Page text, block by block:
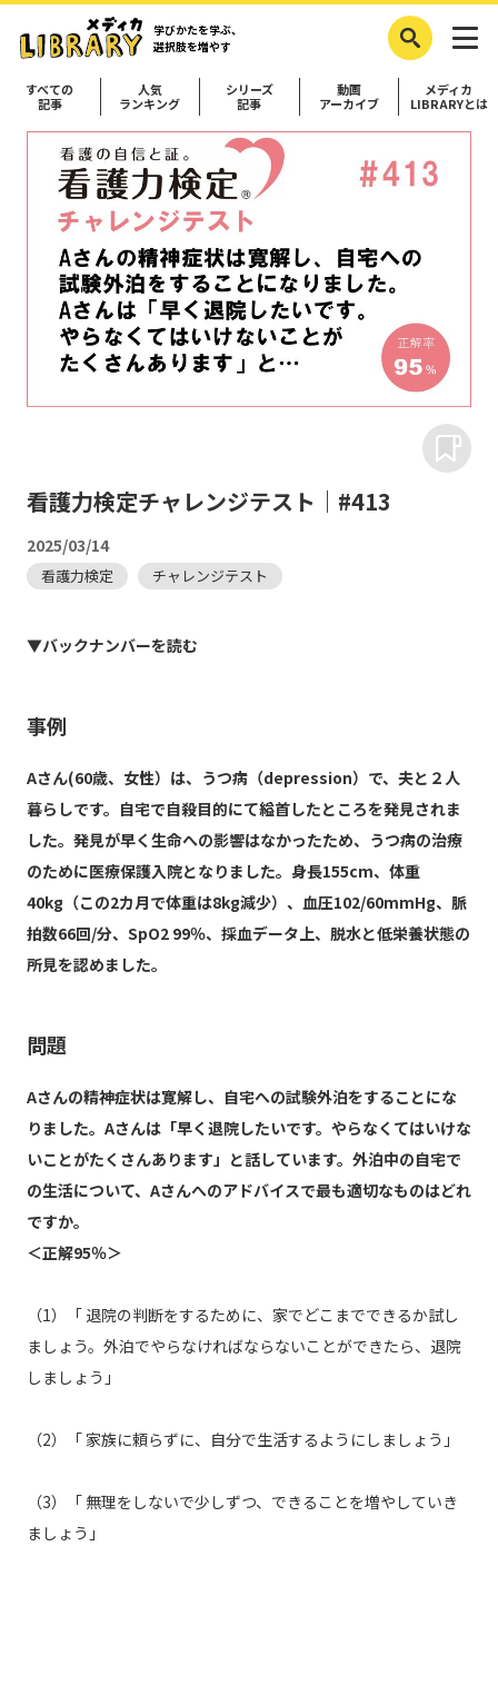
学びかたを学ぶ、
選択肢を増やす
すべての
記事
人気
ランキング
シリーズ
記事
動画
アーカイブ
メディカ
LIBRARYとは
看護力検定チャレンジテスト｜#413
2025/03/14
看護力検定 チャレンジテスト
▼バックナンバーを読む
事例
Aさん(60歳、女性）は、うつ病（depression）で、夫と２人
暮らしです。自宅で自殺目的にて縊首したところを発見されま
した。発見が早く生命への影響はなかったため、うつ病の治療
のために医療保護入院となりました。身長155cm、体重
40kg（この2カ月で体重は8kg減少）、血圧102/60mmHg、脈
拍数66回/分、SpO2 99％、採血データ上、脱水と低栄養状態の
所見を認めました。
問題
Aさんの精神症状は寛解し、自宅への試験外泊をすることにな
りました。Aさんは「早く退院したいです。やらなくてはいけな
いことがたくさんあります」と話しています。外泊中の自宅で
の生活について、Aさんへのアドバイスで最も適切なものはどれ
ですか。
＜正解95％＞
（1）「 退院の判断をするために、家でどこまでできるか試し
ましょう。外泊でやらなければならないことができたら、退院
しましょう」
（2）「 家族に頼らずに、自分で生活するようにしましょう」
（3）「 無理をしないで少しずつ、できることを増やしていき
ましょう」